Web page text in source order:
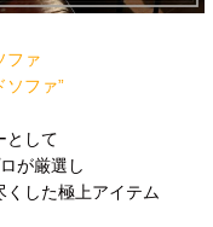
ファ
ソファ”
として
が厳選し
くした極上アイテム